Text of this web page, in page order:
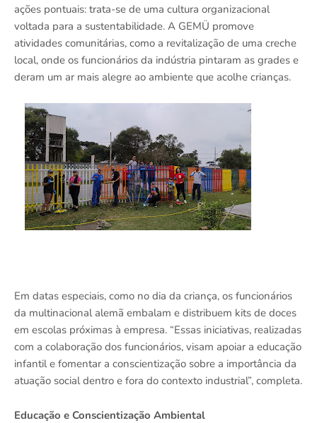
ações pontuais: trata-se de uma cultura organizacional
voltada para a sustentabilidade. A GEMÜ promove
atividades comunitárias, como a revitalização de uma creche
local, onde os funcionários da indústria pintaram as grades e
deram um ar mais alegre ao ambiente que acolhe crianças.
Em datas especiais, como no dia da criança, os funcionários
da multinacional alemã embalam e distribuem kits de doces
em escolas próximas à empresa. “Essas iniciativas, realizadas
com a colaboração dos funcionários, visam apoiar a educação
infantil e fomentar a conscientização sobre a importância da
atuação social dentro e fora do contexto industrial”, completa.
Educação e Conscientização Ambiental